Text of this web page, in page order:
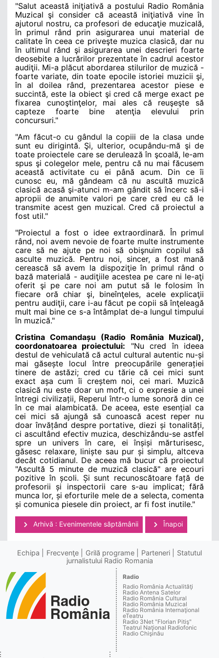
"Salut această iniţiativă a postului Radio România
Muzical şi consider că această iniţiativă vine în
ajutorul nostru, ca profesori de educaţie muzicală,
în primul rând prin asigurarea unui material de
calitate în ceea ce priveşte muzica clasică, dar nu
în ultimul rând şi asigurarea unei descrieri foarte
deosebite a lucrărilor prezentate în cadrul acestor
audiţii. Mi-a plăcut abordarea stilurilor de muzică -
foarte variate, din toate epocile istoriei muzicii şi,
în al doilea rând, prezentarea acestor piese e
succintă, este la obiect şi cred că merge exact pe
fixarea cunoştinţelor, mai ales că reuşeşte să
capteze foarte bine atenţia elevului prin
concursuri."
"Am făcut-o cu gândul la copiii de la clasa unde
sunt eu dirigintă. Şi, ulterior, ocupându-mă şi de
toate proiectele care se derulează în şcoală, le-am
spus şi colegelor mele, pentru că nu mai făcusem
această activitate cu ei până acum. Din ce îi
cunosc eu, mă gândeam că nu ascultă muzică
clasică acasă şi-atunci m-am gândit să încerc să-i
apropii de anumite valori pe care cred eu că le
transmite acest gen muzical. Cred că proiectul a
fost util."
"Proiectul a fost o idee extraordinară. În primul
rând, noi avem nevoie de foarte multe instrumente
care să ne ajute pe noi să obişnuim copilul să
asculte muzică. Pentru noi, sincer, a fost mană
cerească să avem la dispoziţie în primul rând o
bază materială - audiţiile acestea pe care ni le-aţi
oferit şi pe care noi am putut să le folosim în
fiecare oră chiar şi, bineînţeles, acele explicaţii
pentru audiţii, care i-au făcut pe copii să înţeleagă
mult mai bine ce s-a întâmplat de-a lungul timpului
în muzică."
Cristina Comandașu (Radio România Muzical),
coordonatoarea proiectului:
"Nu cred în ideea
destul de vehiculată că actul cultural autentic nu-și
mai găsește locul între preocupările generației
tinere de astăzi; cred cu tărie că cei mici sunt
exact așa cum îi creștem noi, cei mari. Muzică
clasică nu este doar un moft, ci o expresie a unei
întregi civilizații, Reperul într-o lume sonoră din ce
în ce mai alambicată. De aceea, este esențial ca
cei mici să ajungă să cunoască acest reper nu
doar învățând despre portative, diezi și tonalități,
ci ascultând efectiv muzica, deschizându-se astfel
spre un univers în care, ei înșiși mărturisesc,
găsesc relaxare, liniște sau pur și simplu, altceva
decât cotidianul. De aceea mă bucur că proiectul
"Ascultă 5 minute de muzică clasică" are ecouri
pozitive în școli. Și sunt recunoscătoare față de
profesorii și inspectorii care s-au implicat; fără
munca lor, și eforturile mele de a selecta, comenta
și comunica piesele din proiect, ar fi fost inutile."
Arhivă : Evenimentele săptămânii Înapoi
Echipa Frecvenţe Grilă programe Parteneri
Statutul
jurnalistului Radio Romania
Radio
Radio România Actualităţi
Radio Antena Satelor
Radio România Cultural
Radio România Muzical
Radio România Internaţional
eTeatru
Radio 3Net "Florian Pitiş"
Teatrul Naţional Radiofonic
Radio Chişinău